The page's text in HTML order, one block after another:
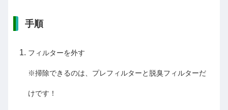
手順
フィルターを外す
※掃除できるのは、プレフィルターと脱臭フィルターだ
けです！